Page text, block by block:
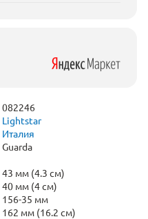
082246
Lightstar
Италия
Guarda
43 мм (4.3 см)
40 мм (4 см)
156-35 мм
162 мм (16.2 см)